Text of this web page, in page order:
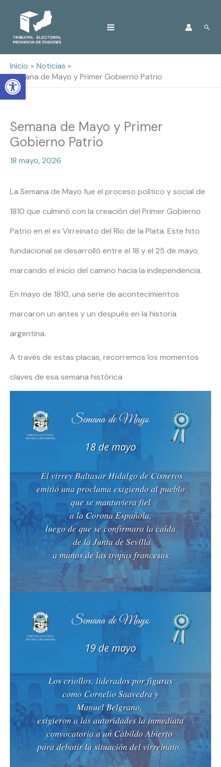
Open toolbar
Inicio
Noticias
Semana de Mayo y Primer Gobierno Patrio
Semana de Mayo y Primer
Gobierno Patrio
18 mayo, 2026
La Semana de Mayo fue el proceso político y social de
1810 que culminó con la creación del Primer Gobierno
Patrio en el ex Virreinato del Río de la Plata. Este hito
fundacional se desarrolló entre el 18 y el 25 de mayo,
marcando el inicio del camino hacia la independencia.
En mayo de 1810, una serie de acontecimientos
marcaron un antes y un después en la historia
argentina.
A través de estas placas, recorremos los momentos
claves de esa semana histórica.